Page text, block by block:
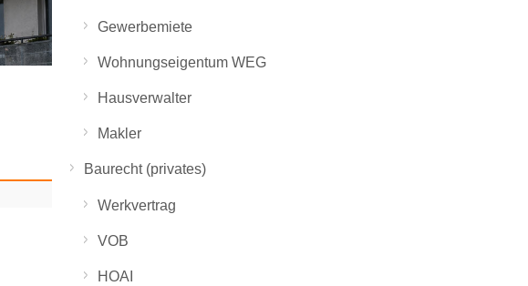
Gewerbemiete
Wohnungseigentum WEG
Hausverwalter
Makler
Baurecht (privates)
Werkvertrag
VOB
HOAI